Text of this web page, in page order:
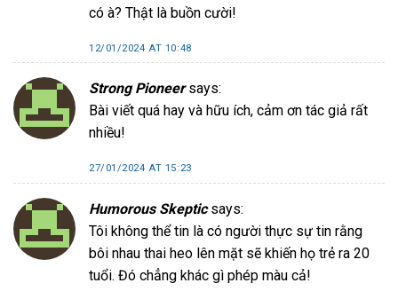
có à? Thật là buồn cười!
12/01/2024 AT 10:48
Strong Pioneer says:
Bài viết quá hay và hữu ích, cảm ơn tác giả rất
nhiều!
27/01/2024 AT 15:23
Humorous Skeptic says:
Tôi không thể tin là có người thực sự tin rằng
bôi nhau thai heo lên mặt sẽ khiến họ trẻ ra 20
tuổi. Đó chẳng khác gì phép màu cả!